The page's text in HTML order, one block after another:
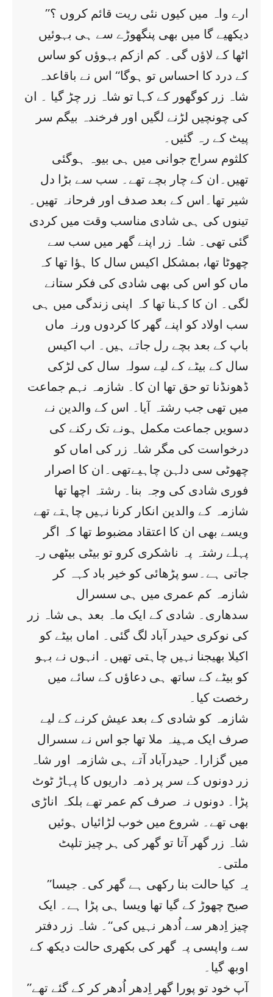
’’ارے واہ میں کیوں نئی ریت قائم کروں ؟
دیکھیے گا میں بھی پنگھوڑے سے ہی بہوئیں
اٹھا کے لاؤں گی۔ کم ازکم بہوؤں کو ساس
کے درد کا احساس تو ہوگا‘‘ اس نے باقاعدہ
شاہ زر کوگھور کے کہا تو شاہ زر چڑ گیا ۔ ان
کی چونچیں لڑنے لگیں اور فرخندہ بیگم سر
پیٹ کے رہ گئیں۔
کلثوم سراج جوانی میں ہی بیوہ ہوگئی
تھیں۔ان کے چار بچے تھے۔ سب سے بڑا دل
شیر تھا۔اس کے بعد صدف اور فرحانہ تھیں۔
تینوں کی ہی شادی مناسب وقت میں کردی
گئی تھی۔ شاہ زر اپنے گھر میں سب سے
چھوٹا تھا، بمشکل اکیس سال کا ہؤا تھا کہ
ماں کو اس کی بھی شادی کی فکر ستانے
لگی۔ ان کا کہنا تھا کہ اپنی زندگی میں ہی
سب اولاد کو اپنے گھر کا کردوں ورنہ ماں
باپ کے بعد بچے رل جاتے ہیں۔ اب اکیس
سال کے بیٹے کے لیے سولہ سال کی لڑکی
ڈھونڈنا تو حق تھا ان کا۔ شازمہ نہم جماعت
میں تھی جب رشتہ آیا۔ اس کے والدین نے
دسویں جماعت مکمل ہونے تک رکنے کی
درخواست کی مگر شاہ زر کی اماں کو
چھوٹی سی دلہن چاہیےتھی۔ان کا اصرار
فوری شادی کی وجہ بنا۔ رشتہ اچھا تھا
شازمہ کے والدین انکار کرنا نہیں چاہتے تھے
ویسے بھی ان کا اعتقاد مضبوط تھا کہ اگر
پہلے رشتہ پہ ناشکری کرو تو بیٹی بیٹھی رہ
جاتی ہے۔سو پڑھائی کو خیر باد کہہ کر
شازمہ کم عمری میں ہی سسرال
سدھاری۔ شادی کے ایک ماہ بعد ہی شاہ زر
کی نوکری حیدر آباد لگ گئی۔ اماں بیٹے کو
اکیلا بھیجنا نہیں چاہتی تھیں۔ انہوں نے بہو
کو بیٹے کے ساتھ ہی دعاؤں کے سائے میں
رخصت کیا۔
شازمہ کو شادی کے بعد عیش کرنے کے لیے
صرف ایک مہینہ ملا تھا جو اس نے سسرال
میں گزارا۔ حیدرآباد آتے ہی شازمہ اور شاہ
زر دونوں کے سر پر ذمہ داریوں کا پہاڑ ٹوٹ
پڑا۔ دونوں نہ صرف کم عمر تھے بلکہ اناڑی
بھی تھے۔ شروع میں خوب لڑائیاں ہوئیں
شاہ زر گھر آتا تو گھر کی ہر چیز تلپٹ
ملتی۔
’’یہ کیا حالت بنا رکھی ہے گھر کی۔ جیسا
صبح چھوڑ کے گیا تھا ویسا ہی پڑا ہے۔ ایک
چیز اِدھر سے اُدھر نہیں کی‘‘۔ شاہ زر دفتر
سے واپسی پہ گھر کی بکھری حالت دیکھ کے
اوبھ گیا۔
’’آپ خود تو پورا گھر اِدھر اُدھر کر کے گئے تھے